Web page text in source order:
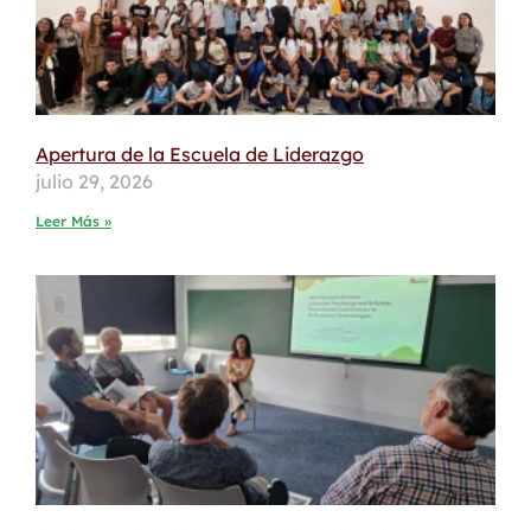
Apertura de la Escuela de Liderazgo
julio 29, 2026
Leer Más »